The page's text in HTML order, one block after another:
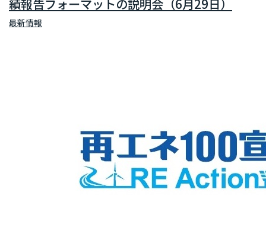
績報告フォーマットの説明会（6月29日）
最新情報